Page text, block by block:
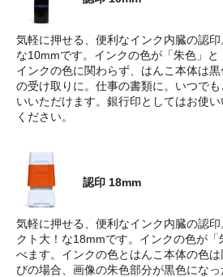
気軽に押せる、便利なインク内臓の認
な10mmです。インクの色が「朱色」と
インクの色に関わらず、はんこ本体は
の受け取りに。仕事の書類に。いつで
いいただけます。銀行印としてはお使
ください。
認印 18mm
気軽に押せる、便利なインク内臓の認
クト大！な18mmです。インクの色が
べます。インクの色とはんこ本体の色
びの場合、画像の朱色部分が黒色にな